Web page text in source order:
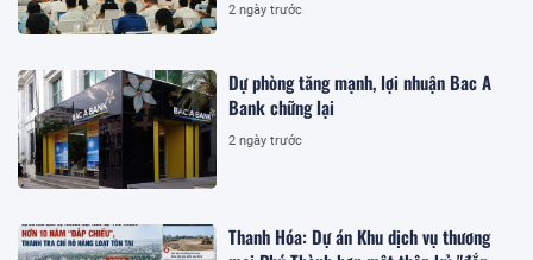
2 ngày trước
Dự phòng tăng mạnh, lợi nhuận Bac A
Bank chững lại
2 ngày trước
Thanh Hóa: Dự án Khu dịch vụ thương